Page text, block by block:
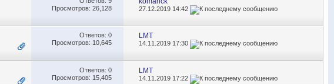
Просмотров: 26,128
27.12.2019 14:42
Ответов: 0
Просмотров: 10,645
LMT
14.11.201917:30
Ответов: 0
Просмотров: 15,405
LMT
14.11.2019 17:22